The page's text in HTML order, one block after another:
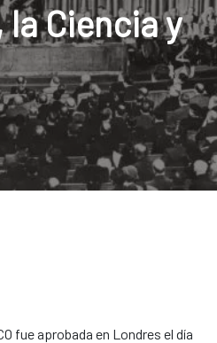
Ciencia y
fue aprobada en Londres el día